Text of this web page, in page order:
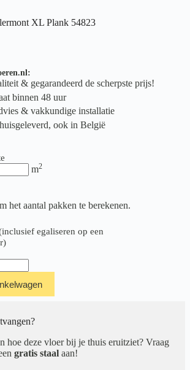
XL Plank 54823
& gegarandeerd de scherpste prijs!
binnen 48 uur
& vakkundige installatie
ook in België
m2
het aantal pakken te berekenen.
egaliseren op een
hoe deze vloer bij je thuis eruitziet? Vraag
gratis staal aan!